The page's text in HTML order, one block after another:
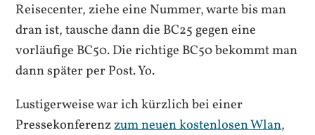
Reisecenter, ziehe eine Nummer, warte bis man
dran ist, tausche dann die BC25 gegen eine
vorläufige BC50. Die richtige BC50 bekommt man
dann später per Post. Yo.
Lustigerweise war ich kürzlich bei einer
Pressekonferenzzum neuen kostenlosen Wlan,